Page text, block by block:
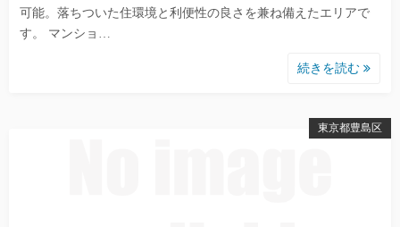
可能。落ちついた住環境と利便性の良さを兼ね備えたエリアで
す。 マンショ…
続きを読む
東京都豊島区